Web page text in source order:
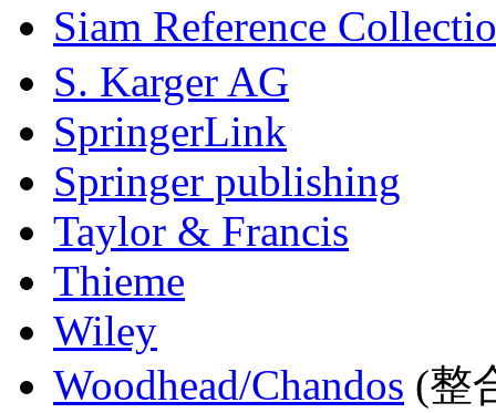
Siam Reference
S. Karger AG
SpringerLink
Springer publishing
Taylor & Francis
Thieme
Wiley
Woodhead/Chandos (整